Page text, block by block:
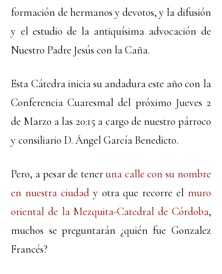
formación de hermanos y devotos, y la difusión
y el estudio de la antiquísima advocación de
Nuestro Padre Jesús con la Caña.
Esta Cátedra inicia su andadura este año con la
Conferencia Cuaresmal del próximo Jueves 2
de Marzo a las 20:15 a cargo de nuestro párroco
y consiliario D. Ángel García Benedicto.
Pero, a pesar de teneruna calle con su nombre
en nuestra ciudady otra que recorre el muro
oriental de la Mezquita-Catedral de Córdoba,
muchos se preguntarán ¿quién fue Gonzalez
Francés?